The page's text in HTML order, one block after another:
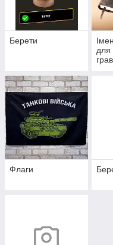
Берети
для
Флаги